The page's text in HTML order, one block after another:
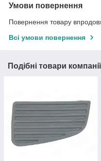
Умови повернення
Повернення товару
Всі умови повернення
Подібні товари компанії